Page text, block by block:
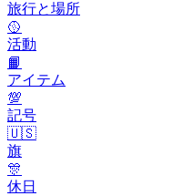
旅行と場所
🥎
活動
📙
アイテム
💯
記号
🇺🇸
旗
🎊
休日